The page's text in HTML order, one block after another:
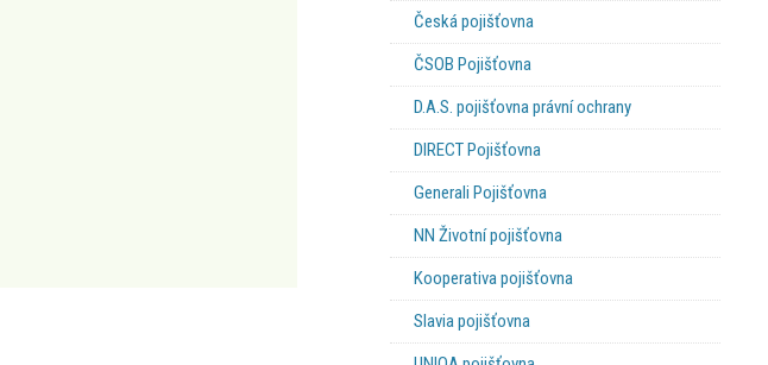
Česká pojišťovna
ČSOB Pojišťovna
D.A.S. pojišťovna právní ochrany
DIRECT Pojišťovna
Generali Pojišťovna
NN Životní pojišťovna
Kooperativa pojišťovna
Slavia pojišťovna